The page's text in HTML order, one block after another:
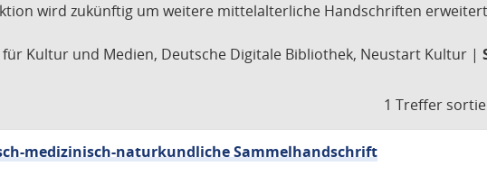
wird zukünftig um weitere mittelalterliche Handschriften
Kultur und Medien, Deutsche Digitale Bibliothek, Neustart Kultur |
1 Treffer
medizinisch-naturkundliche Sammelhandschrift